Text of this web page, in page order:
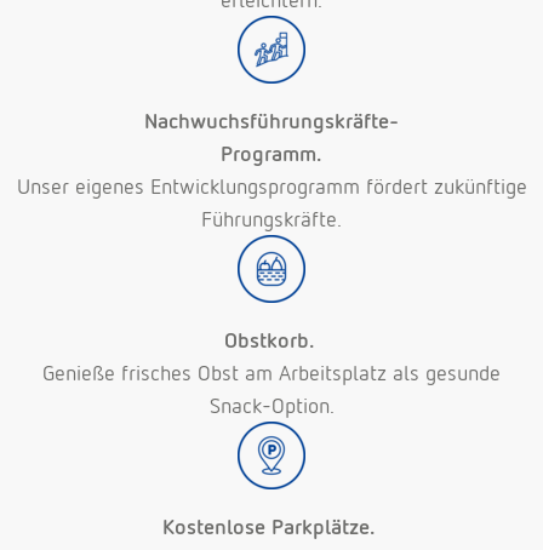
Nachwuchsführungskräfte-
Programm.
Unser eigenes Entwicklungsprogramm fördert zukünftige
Führungskräfte.
Obstkorb.
Genieße frisches Obst am Arbeitsplatz als gesunde
Snack-Option.
Kostenlose Parkplätze.